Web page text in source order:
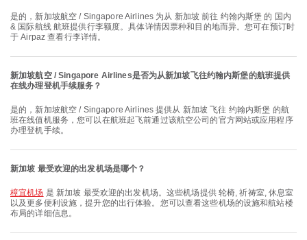
是的，新加坡航空 / Singapore Airlines 为从 新加坡 前往 约翰内斯堡 的 国内
& 国际航线 航班提供行李额度。具体详情因票种和目的地而异。您可在预订时
于 Airpaz 查看行李详情。
新加坡航空 / Singapore Airlines是否为从新加坡飞往约翰内斯堡的航班提供
在线办理登机手续服务？
是的，新加坡航空 / Singapore Airlines 提供从 新加坡 飞往 约翰内斯堡 的航
班在线值机服务，您可以在航班起飞前通过该航空公司的官方网站或应用程序
办理登机手续。
新加坡 最受欢迎的出发机场是哪个？
樟宜机场 是 新加坡 最受欢迎的出发机场。这些机场提供 轮椅, 祈祷室, 休息室
以及更多便利设施，提升您的出行体验。您可以查看这些机场的设施和航站楼
布局的详细信息。